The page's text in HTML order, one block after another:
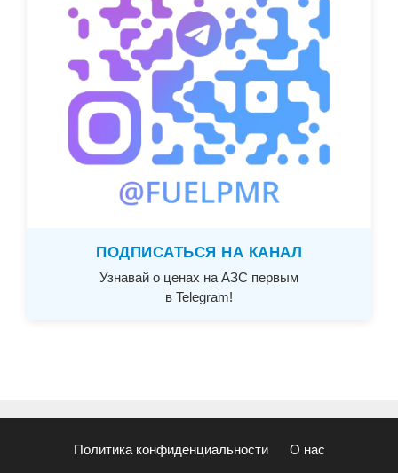
ПОДПИСАТЬСЯ НА КАНАЛ
Узнавай о ценах на АЗС первым
в Telegram!
Политика конфиденциальности О нас